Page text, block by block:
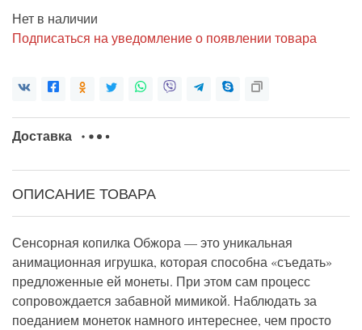
Нет в наличии
Подписаться на уведомление о появлении товара
Доставка
ОПИСАНИЕ ТОВАРА
Сенсорная копилка Обжора — это уникальная
анимационная игрушка, которая способна «съедать»
предложенные ей монеты. При этом сам процесс
сопровождается забавной мимикой. Наблюдать за
поеданием монеток намного интереснее, чем просто